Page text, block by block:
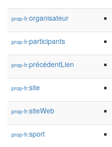
prop-fr:organisateur
prop-fr:participants
prop-fr:précédentLien
prop-fr:site
prop-fr:siteWeb
prop-fr:sport